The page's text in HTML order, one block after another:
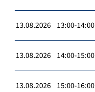
13.08.2026 13:00-14:00
13.08.2026 14:00-15:00
13.08.2026 15:00-16:00